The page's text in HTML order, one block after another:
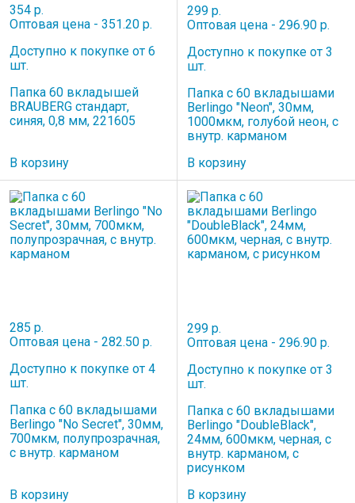
354 р.
Оптовая цена - 351.20 р.
Доступно к покупке от 6
шт.
Папка 60 вкладышей
BRAUBERG стандарт,
синяя, 0,8 мм, 221605
В корзину
299 р.
Оптовая цена - 296.90 р.
Доступно к покупке от 3
шт.
Папка с 60 вкладышами
Berlingo "Neon", 30мм,
1000мкм, голубой неон, с
внутр. карманом
В корзину
285 р.
Оптовая цена - 282.50 р.
Доступно к покупке от 4
шт.
Папка с 60 вкладышами
Berlingo "No Secret", 30мм,
700мкм, полупрозрачная,
с внутр. карманом
В корзину
299 р.
Оптовая цена - 296.90 р.
Доступно к покупке от 3
шт.
Папка с 60 вкладышами
Berlingo "DoubleBlack",
24мм, 600мкм, черная, с
внутр. карманом, с
рисунком
В корзину